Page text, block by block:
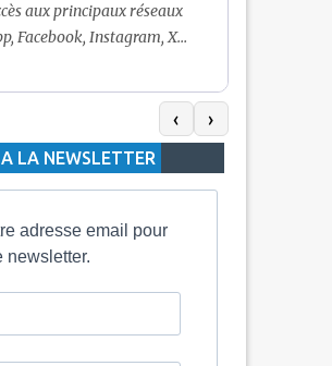
aux principaux réseaux
Facebook, Instagram, X
le Pass 10 Dh offre 400 Mo,
à 20 Dh et 30 Dh
1 Go et 2 Go. Les
de 3 jours pour
‹ ›
LA NEWSLETTER
adresse email pour
newsletter.